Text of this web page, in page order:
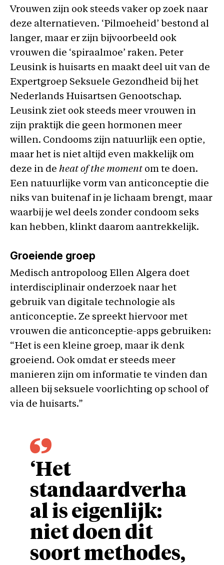
Vrouwen zijn ook steeds vaker op zoek naar
deze alternatieven. ‘Pilmoeheid’ bestond al
langer, maar er zijn bijvoorbeeld ook
vrouwen die ‘spiraalmoe’ raken. Peter
Leusink is huisarts en maakt deel uit van de
Expertgroep Seksuele Gezondheid bij het
Nederlands Huisartsen Genootschap.
Leusink ziet ook steeds meer vrouwen in
zijn praktijk die geen hormonen meer
willen. Condooms zijn natuurlijk een optie,
maar het is niet altijd even makkelijk om
deze in de heat of the moment om te doen.
Een natuurlijke vorm van anticonceptie die
niks van buitenaf in je lichaam brengt, maar
waarbij je wel deels zonder condoom seks
kan hebben, klinkt daarom aantrekkelijk.
Groeiende groep
Medisch antropoloog Ellen Algera doet
interdisciplinair onderzoek naar het
gebruik van digitale technologie als
anticonceptie. Ze spreekt hiervoor met
vrouwen die anticonceptie-apps gebruiken:
“Het is een kleine groep, maar ik denk
groeiend. Ook omdat er steeds meer
manieren zijn om informatie te vinden dan
alleen bij seksuele voorlichting op school of
via de huisarts.”
‘Het
standaardverha
al is eigenlijk:
niet doen dit
soort methodes,